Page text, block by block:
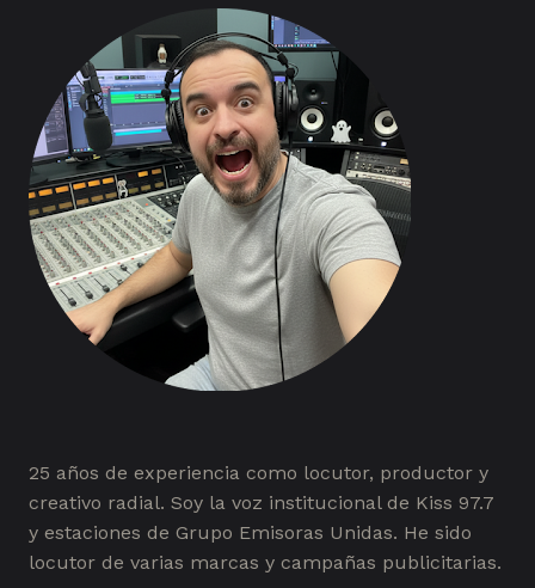
25 años de experiencia como locutor, productor y
creativo radial. Soy la voz institucional de Kiss 97.7
y estaciones de Grupo Emisoras Unidas. He sido
locutor de varias marcas y campañas publicitarias.